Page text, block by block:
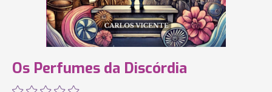
Os Perfumes da Discórdia